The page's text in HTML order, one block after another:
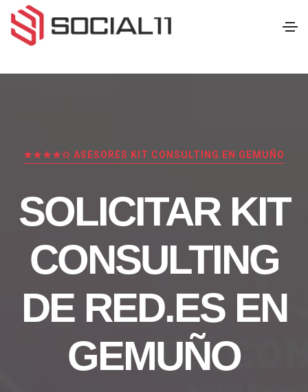
★★★★✩ ASESORES KIT CONSULTING EN GEMUÑO
SOLICITAR KIT
CONSULTING
DE RED.ES EN
GEMUÑO